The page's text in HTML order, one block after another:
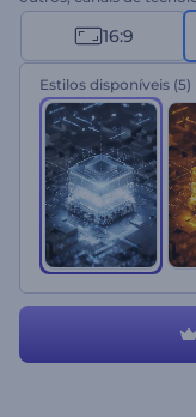
uma chance a este
16:9
Estilos disponíveis (5)